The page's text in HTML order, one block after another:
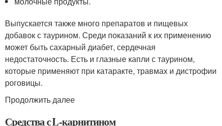
Выпускается также много препаратов и пищевых
добавок с таурином. Среди показаний к их применению
может быть сахарный диабет, сердечная
недостаточность. Есть и глазные капли с таурином,
которые применяют при катаракте, травмах и дистрофии
роговицы.
Продолжить далее
Средства с L-карнитином